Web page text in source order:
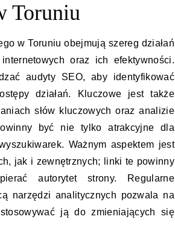
Toruniu
w Toruniu obejmują szereg działań
oraz ich efektywności.
audyty SEO, aby identyfikować
działań. Kluczowe jest także
słów kluczowych oraz analizie
być nie tylko atrakcyjne dla
Ważnym aspektem jest
jak i zewnętrznych; linki te powinny
autorytet strony. Regularne
narzędzi analitycznych pozwala na
ją do zmieniających się